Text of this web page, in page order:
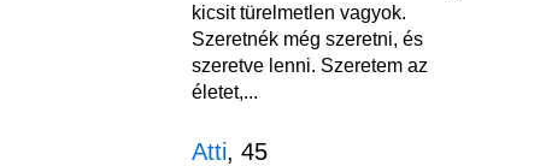
kicsit türelmetlen vagyok.
Szeretnék még szeretni, és
szeretve lenni. Szeretem az
életet,...
Atti, 45